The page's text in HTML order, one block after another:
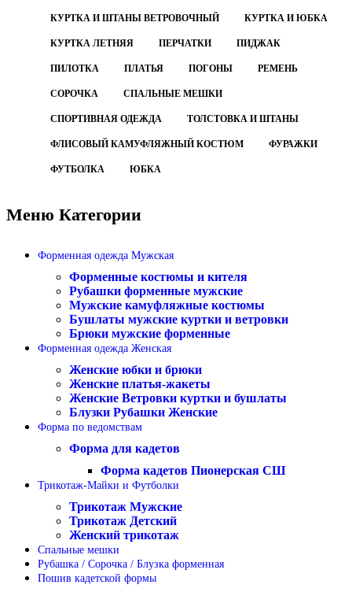
КУРТКА И ШТАНЫ ВЕТРОВОЧНЫЙ КУРТКА И ЮБКА
КУРТКА ЛЕТНЯЯ ПЕРЧАТКИ ПИДЖАК
ПИЛОТКА ПЛАТЬЯ ПОГОНЫ РЕМЕНЬ
СОРОЧКА СПАЛЬНЫЕ МЕШКИ
СПОРТИВНАЯ ОДЕЖДА ТОЛСТОВКА И ШТАНЫ
ФЛИСОВЫЙ КАМУФЛЯЖНЫЙ КОСТЮМ ФУРАЖКИ
ФУТБОЛКА ЮБКА
Меню Категории
Форменная одежда Мужская
Форменные костюмы и кителя
Рубашки форменные мужские
Мужские камуфляжные костюмы
Бушлаты мужские куртки и ветровки
Брюки мужские форменные
Форменная одежда Женская
Женские юбки и брюки
Женские платья-жакеты
Женские Ветровки куртки и бушлаты
Блузки Рубашки Женские
Форма по ведомствам
Форма для кадетов
Форма кадетов Пионерская СШ
Трикотаж-Майки и Футболки
Трикотаж Мужские
Трикотаж Детский
Женский трикотаж
Спальные мешки
Рубашка / Сорочка / Блузка форменная
Пошив кадетской формы